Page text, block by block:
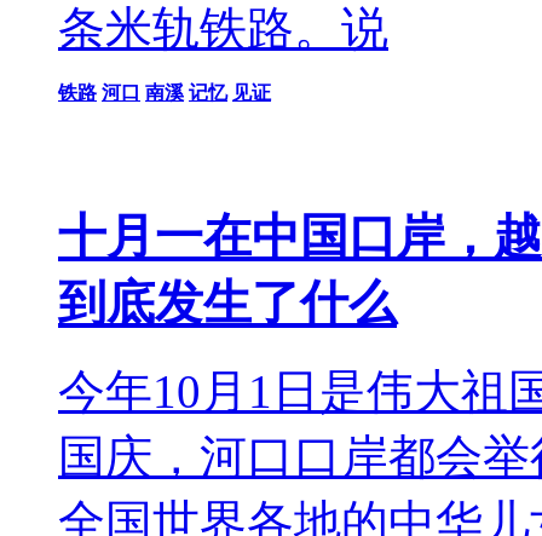
条米轨铁路。说
铁路 河口 南溪 记忆 见证
十月一在中国口岸，
到底发生了什么
今年10月1日是伟大祖
国庆，河口口岸都会
全国世界各地的中华